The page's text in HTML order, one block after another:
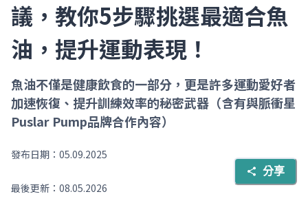
議，教你5步驟挑選最適合魚
油，提升運動表現！
魚油不僅是健康飲食的一部分，更是許多運動愛好者
加速恢復、提升訓練效率的秘密武器（含有與脈衝星
Puslar Pump品牌合作內容）
發布日期： 05.09.2025
最後更新： 08.05.2026
分享
1
4